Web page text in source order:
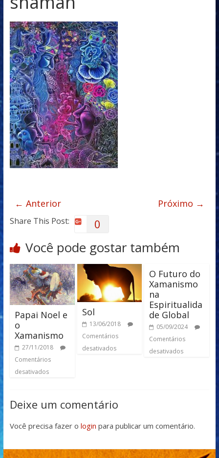
← Anterior Próximo →
Share This Post: 0
Você pode gostar também
Papai Noel e
o
Xamanismo
27/11/2018
Comentários
desativados
Sol
13/06/2018
Comentários
desativados
O Futuro do
Xamanismo
na
Espiritualida
de Global
05/09/2024
Comentários
desativados
Deixe um comentário
Você precisa fazer o login para publicar um comentário.